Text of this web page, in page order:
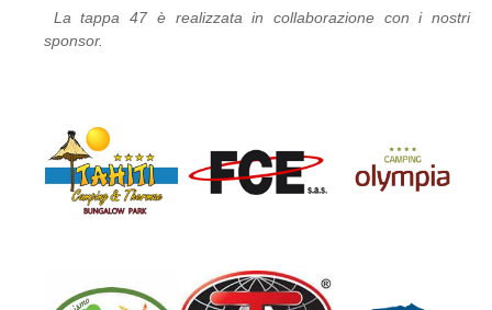
La tappa 47 è realizzata in collaborazione con i nostri
sponsor.